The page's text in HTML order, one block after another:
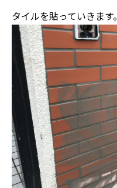
タイルを貼っていきます。